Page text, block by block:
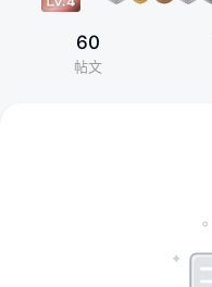
60
帖文